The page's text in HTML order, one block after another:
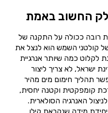
החשוב באמת
רובה ככולה על התקנה של
קולטני השמש הוא לנצל את
לקלוט כמה שיותר אנרגיית
ישראל, לא צריך ליצור
תהליך חימום מים מהיר
קומפקטית וקטנה יחסית,
האנרגיה הסולארית.